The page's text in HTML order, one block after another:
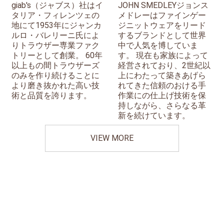
giab's（ジャブス）社はイ
タリア・フィレンツェの
地にて1953年にジャンカ
ルロ・バレリーニ氏によ
りトラウザー専業ファク
トリーとして創業。 60年
以上もの間トラウザーズ
のみを作り続けることに
より磨き抜かれた高い技
術と品質を誇ります。
JOHN SMEDLEYジョンス
メドレーはファインゲー
ジニットウェアをリード
するブランドとして世界
中で人気を博していま
す。 現在も家族によって
経営されており、2世紀以
上にわたって築きあげら
れてきた信頼のおける手
作業にの仕上げ技術を保
持しながら、さらなる革
新を続けています。
VIEW MORE